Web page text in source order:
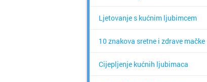
Ljetovanje s kućnim ljubimcem
10 znakova sretne i zdrave mačke
Cijepljenje kućnih ljubimaca